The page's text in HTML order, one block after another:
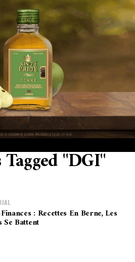
"DGI"
: Recettes En Berne, Les
Se Battent